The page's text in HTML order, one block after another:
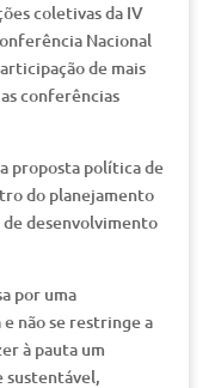
coletivas da IV
Nacional
de mais
conferências
proposta política de
do planejamento
desenvolvimento
por uma
não se restringe a
à pauta um